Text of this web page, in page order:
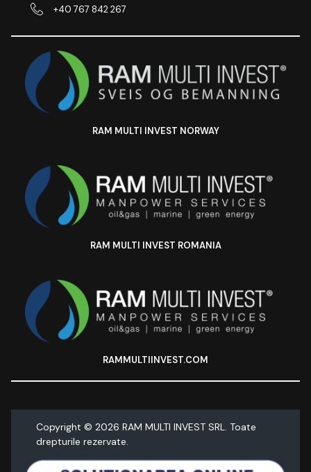
+40 767 842 267
RAM MULTI INVEST NORWAY
RAM MULTI INVEST ROMANIA
RAMMULTIINVEST.COM
Copyright © 2026 RAM MULTI INVEST SRL. Toate
drepturile rezervate.